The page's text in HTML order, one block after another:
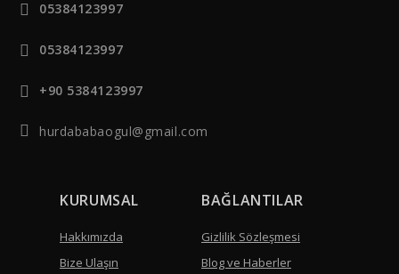
05384123997
05384123997
+90 5384123997
hurdababaogul@gmail.com
KURUMSAL
Hakkımızda
Bize Ulaşın
BAĞLANTILAR
Gizlilik Sözleşmesi
Blog ve Haberler